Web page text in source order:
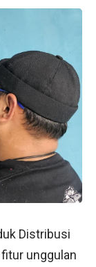
Distribusi
unggulan